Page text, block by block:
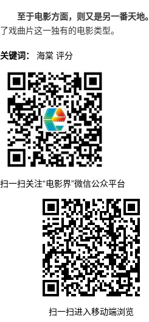
至于电影方面，则又是另一番天地。
了戏曲片这一独有的电影类型。
关键词： 海棠 评分
扫一扫关注“电影界”微信公众平台
扫一扫进入移动端浏览